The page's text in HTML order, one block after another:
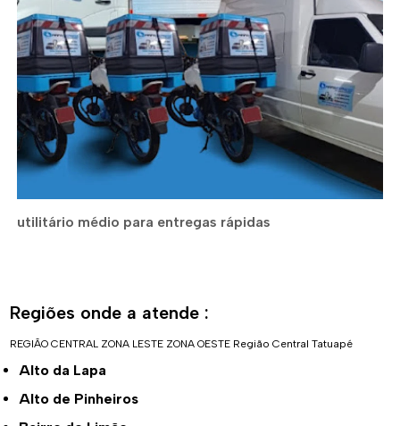
utilitário médio para entregas rápidas
Regiões onde a atende :
REGIÃO CENTRAL ZONA LESTE ZONA OESTE Região Central Tatuapé
Alto da Lapa
Alto de Pinheiros